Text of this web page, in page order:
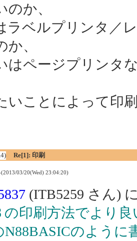
のか、
ラベルプリンタ／
か、
はページプリンタ
いことによって印
Re[1]: 印刷
03/20(Wed) 23:04:20)
(ITB5259 さん)
の印刷方法でより
N88BASICのよう